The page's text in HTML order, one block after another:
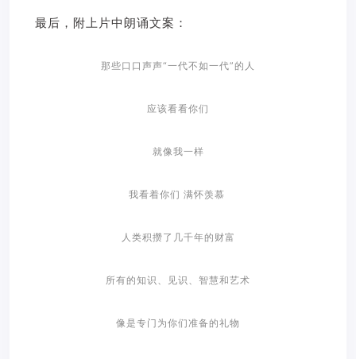
最后，附上片中朗诵文案：
那些口口声声“一代不如一代”的人
应该看看你们
就像我一样
我看着你们 满怀羡慕
人类积攒了几千年的财富
所有的知识、见识、智慧和艺术
像是专门为你们准备的礼物